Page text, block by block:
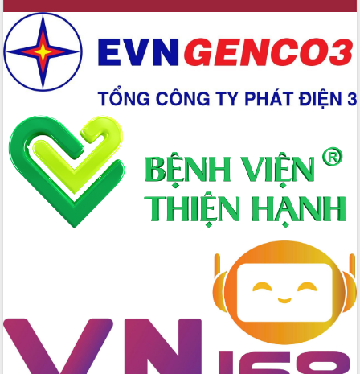
Xây dựng nông thôn mới: Nâng cao đời
sống người dân từ những mô hình thiết
thực
Quyết liệt tháo gỡ vướng mắc, đẩy
nhanh tiến độ các dự án trọng điểm
trong Khu kinh tế Nam Phú Yên
Hòn Yến phát triển du lịch gắn với bảo
tồn biển
Lấy ý kiến điều chỉnh Quy hoạch tỉnh
Đắk Lắk thời kỳ 2021-2030, tầm nhìn
đến năm 2050
Phát động chiến dịch 30 ngày đêm
giải phóng mặt bằng Tuyến đường bộ
Đắk Lắk ký kết thỏa thuận hợp tác về
chuyển đổi số giai đoạn 2026 – 2030
với Tập đoàn Bưu chính Viễn thông
Việt Nam